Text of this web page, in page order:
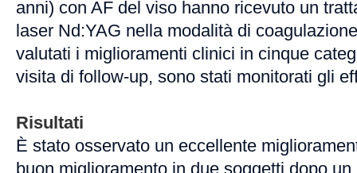
anni) con AF del viso hanno ricevuto un
laser Nd:YAG nella modalità di
valutati i miglioramenti clinici in cinque
visita di follow-up, sono stati monitorati gli
Risultati
È stato osservato un eccellente
buon miglioramento in due soggetti dopo